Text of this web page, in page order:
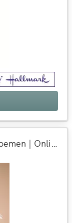
Boeketje van Papier | Papieren bloemen | Online papieren boeketje per post versturen | BloomPost met aandacht voor de natuur